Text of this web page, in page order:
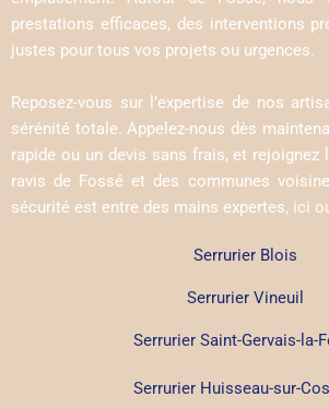
prestations efficaces, des interventions
justes pour tous vos projets ou urgences.
Reposez-vous sur l’expertise de nos
sérénité totale. Appelez-nous dès
rapide ou un devis sans frais, et rejoignez
ravis de Fossé et des communes
sécurité est entre des mains expertes, ici
Serrurier Blois
Serrurier Vineuil
Serrurier Saint-Gervais-la-
Serrurier Huisseau-sur-